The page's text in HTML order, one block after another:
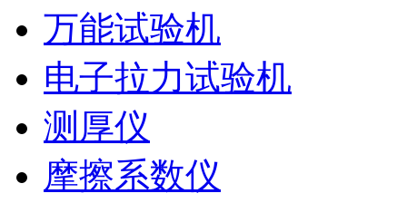
万能试验机
电子拉力试验机
测厚仪
摩擦系数仪